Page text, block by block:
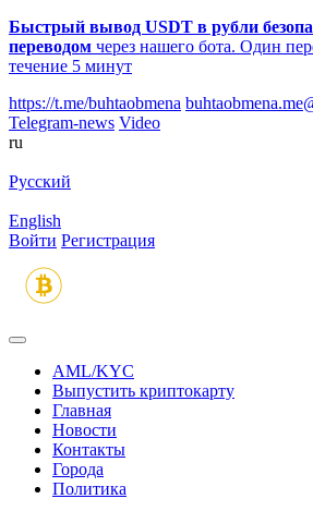
Быстрый вывод USDT в рубли
переводом через нашего бота. Один
течение 5 минут
https://t.me/buhtaobmena
Telegram-news Video
ru
Русский
English
Войти Регистрация
AML/KYC
Выпустить криптокарту
Главная
Новости
Контакты
Города
Политика